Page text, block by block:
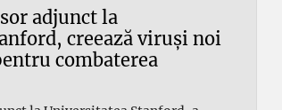
adjunct la
creează viruși noi
combaterea